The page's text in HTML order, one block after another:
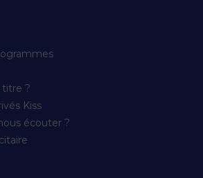
titre ?
Kiss
écouter ?